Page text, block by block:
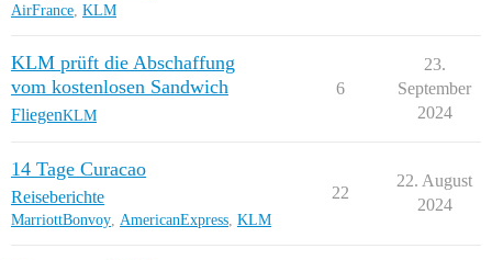
AirFrance, KLM
KLM prüft die Abschaffung
vom kostenlosen Sandwich
FliegenKLM
6
23.
September
2024
14 Tage Curacao
Reiseberichte
MarriottBonvoy, AmericanExpress, KLM
22
22. August
2024